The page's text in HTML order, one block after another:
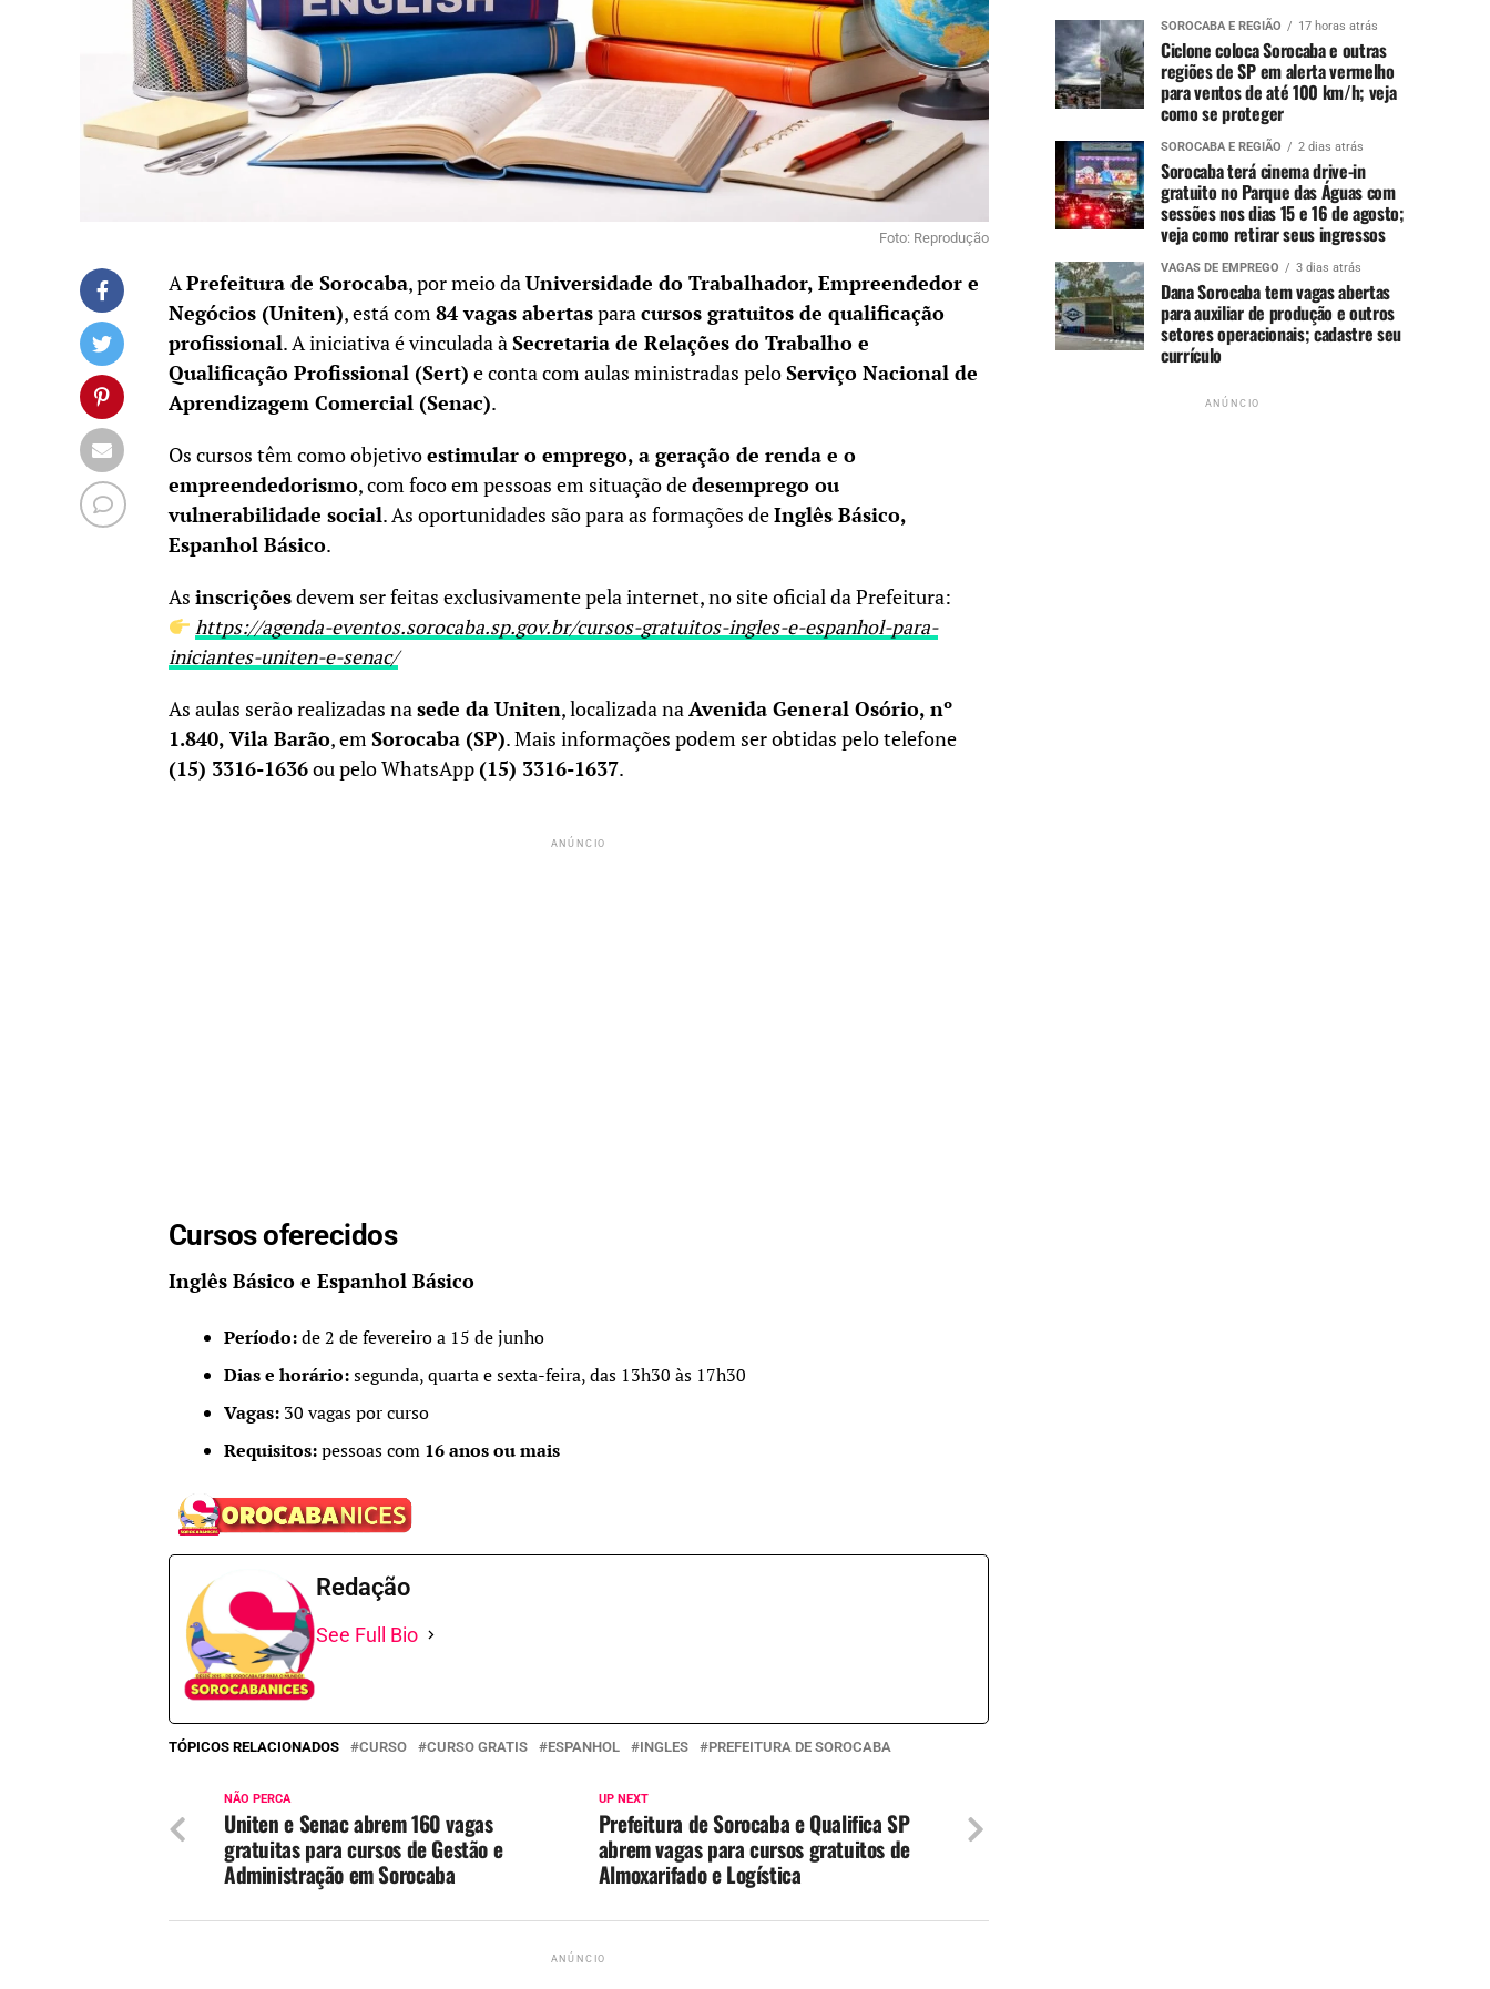
Foto: Reprodução
APrefeitura de Sorocaba, por meio daUniversidade do Trabalhador, Empreendedor e
Negócios (Uniten), está com84 vagas abertasparacursos gratuitos de qualificação
profissional. A iniciativa é vinculada àSecretaria de Relações do Trabalho e
Qualificação Profissional (Sert) e conta com aulas ministradas peloServiço Nacional de
Aprendizagem Comercial (Senac).
Os cursos têm como objetivoestimular o emprego, a geração de renda e o
empreendedorismo, com foco em pessoas em situação dedesemprego ou
vulnerabilidade social. As oportunidades são para as formações deInglês Básico,
Espanhol Básico.
As inscriçõesdevem ser feitas exclusivamente pela internet, no site oficial da Prefeitura:
https://agenda-eventos.sorocaba.sp.gov.br/cursos-gratuitos-ingles-e-espanhol-para-
iniciantes-uniten-e-senac/
As aulas serão realizadas nasede da Uniten, localizada naAvenida General Osório, nº
1.840, Vila Barão, emSorocaba (SP). Mais informações podem ser obtidas pelo telefone
(15) 3316-1636ou pelo WhatsApp (15) 3316-1637.
ANÚNCIO
Cursos oferecidos
Inglês Básico e Espanhol Básico
Período:de 2 de fevereiro a 15 de junho
Dias e horário:segunda, quarta e sexta-feira, das 13h30 às 17h30
Vagas: 30 vagas por curso
Requisitos:pessoas com 16 anos ou mais
Redação
See Full Bio
TÓPICOS RELACIONADOS CURSO CURSO GRATIS ESPANHOL INGLES PREFEITURA DE SOROCABA
UP NEXT
Prefeitura de Sorocaba e Qualifica SP
abrem vagas para cursos gratuitos de
Almoxarifado e Logística
NÃO PERCA
Uniten e Senac abrem 160 vagas
gratuitas para cursos de Gestão e
Administração em Sorocaba
ANÚNCIO
SOROCABA E REGIÃO 17 horas atrás
Ciclone coloca Sorocaba e outras
regiões de SP em alerta vermelho
para ventos de até 100 km/h; veja
como se proteger
SOROCABA E REGIÃO 2 dias atrás
Sorocaba terá cinema drive-in
gratuito no Parque das Águas com
sessões nos dias 15 e 16 de agosto;
veja como retirar seus ingressos
VAGAS DE EMPREGO 3 dias atrás
Dana Sorocaba tem vagas abertas
para auxiliar de produção e outros
setores operacionais; cadastre seu
currículo
ANÚNCIO